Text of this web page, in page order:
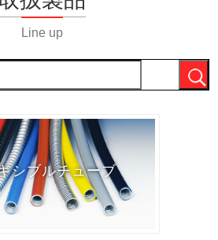
Line up
シブルチューブ